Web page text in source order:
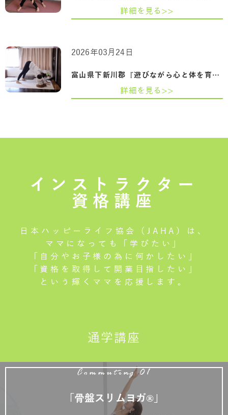
詳細を見る>>
富山県下新川郡『遊びながら心と体を育て…
2026年03月24日
詳細を見る>>
インストラクター
資格講座
日本ハッピーライフ協会（JAHA）は、
ママになっても「学びたい」
「自分やお子様の為に何かしたい」
「資格を取得して開業目指したい」
という輝くママを応援します。
通学講座
Commuting 01
「骨盤スリムヨガ®」